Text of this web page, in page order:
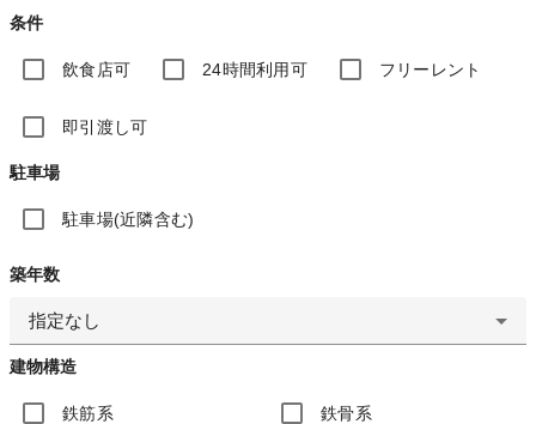
条件
飲食店可 24時間利用可 フリーレント
即引渡し可
駐車場
駐車場(近隣含む)
築年数
指定なし
建物構造
鉄筋系 鉄骨系